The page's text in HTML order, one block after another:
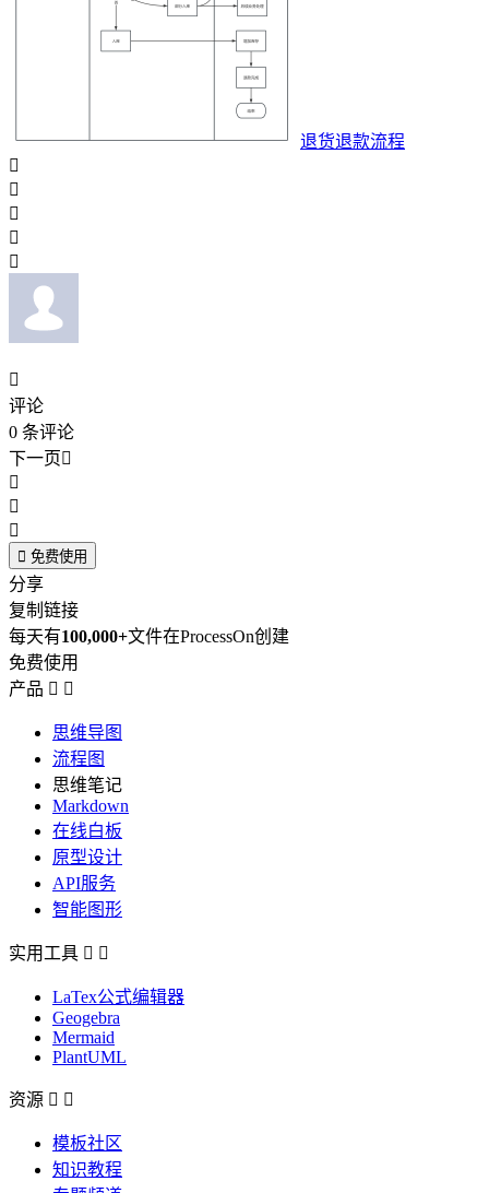
退货退款流程






评论
0 条评论
下一页



 免费使用
分享
复制链接
每天有100,000+文件在ProcessOn创建
免费使用
产品  
思维导图
流程图
思维笔记
Markdown
在线白板
原型设计
API服务
智能图形
实用工具  
LaTex公式编辑器
Geogebra
Mermaid
PlantUML
资源  
模板社区
知识教程